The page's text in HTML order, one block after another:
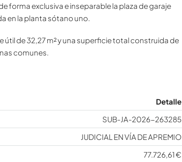
forma exclusiva e inseparable la plaza de garaje
en la planta sótano uno.
útil de 32,27 m² y una superficie total construida de
comunes.
Detalle
SUB-JA-2026-263285
JUDICIAL EN VÍA DE APREMIO
77.726,61 €